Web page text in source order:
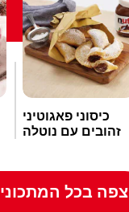
כיסוני פאגוטיני
זהובים עם נוטלה
צפה בכל